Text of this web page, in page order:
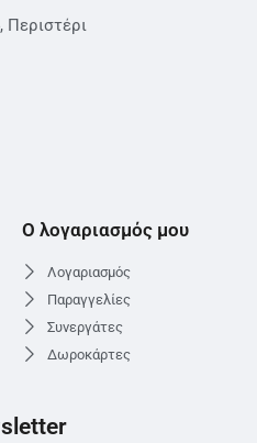
Περιστέρι
Ο λογαριασμός μου
Λογαριασμός
Παραγγελίες
Συνεργάτες
Δωροκάρτες